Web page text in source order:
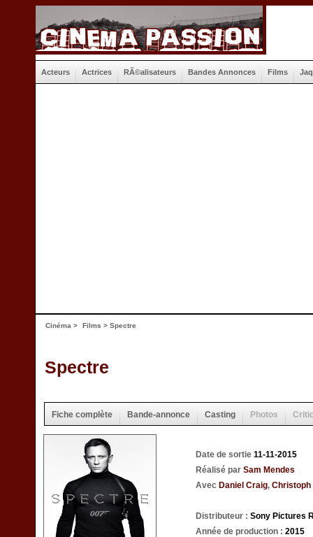
Acteurs Actrices RÃ©alisateurs Bandes Annonces Films
Cinéma > Films > Spectre
Spectre
Fiche complète Bande-annonce Casting Photos
Date de sortie 11-11-2015
Réalisé par Sam Mendes
Avec Daniel Craig, Christoph
Distributeur : Sony Pictures
Année de production : 2015